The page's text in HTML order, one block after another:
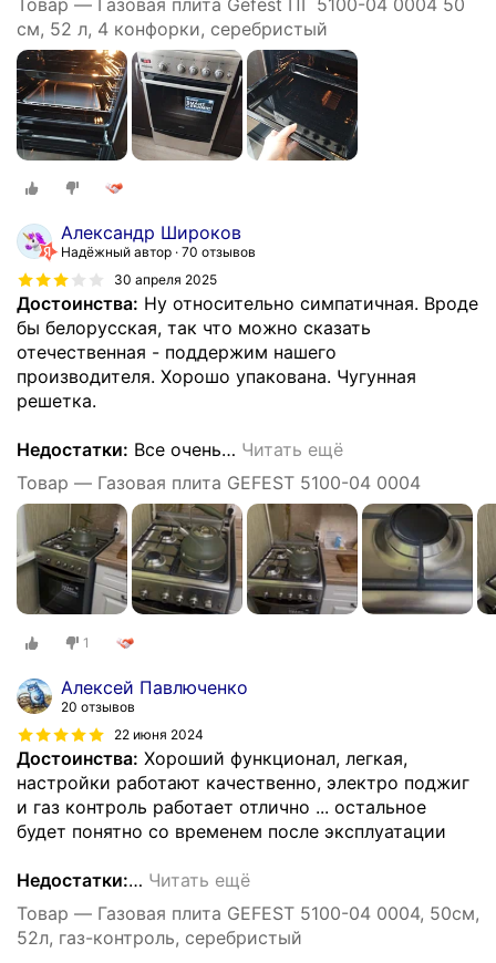
см, 52 л, 4 конфорки, серебристый
Александр Широков
Надёжный автор 70 отзывов
30 апреля 2025
Достоинства: Ну относительно симпатичная. Вроде
бы белорусская, так что можно сказать
отечественная - поддержим нашего
производителя. Хорошо упакована. Чугунная
решетка.
Недостатки: Все очень… Читать ещё
Товар — Газовая плита GEFEST 5100-04 0004
1
Алексей Павлюченко
20 отзывов
22 июня 2024
Достоинства: Хороший функционал, легкая,
настройки работают качественно, электро поджиг
и газ контроль работает отлично ... остальное
будет понятно со временем после эксплуатации
Недостатки:… Читать ещё
Товар — Газовая плита GEFEST 5100-04 0004, 50см,
52л, газ-контроль, серебристый